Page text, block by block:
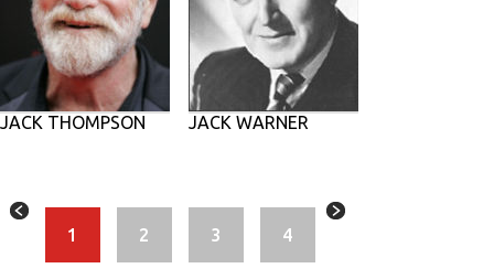
JACK THOMPSON JACK WARNER
1 2 3 4